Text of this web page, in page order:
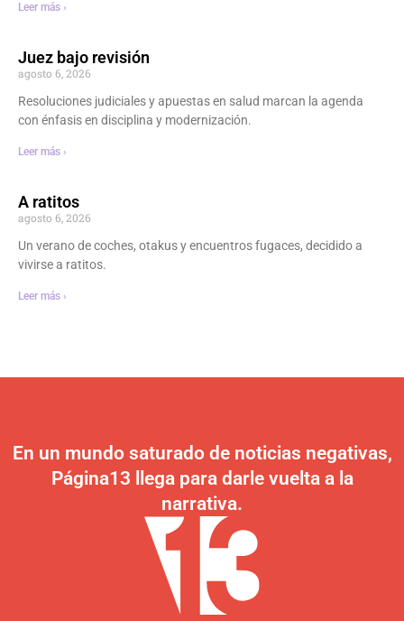
Leer más ›
Juez bajo revisión
agosto 6, 2026
Resoluciones judiciales y apuestas en salud marcan la agenda
con énfasis en disciplina y modernización.
Leer más ›
A ratitos
agosto 6, 2026
Un verano de coches, otakus y encuentros fugaces, decidido a
vivirse a ratitos.
Leer más ›
En un mundo saturado de noticias negativas,
Página13 llega para darle vuelta a la
narrativa.